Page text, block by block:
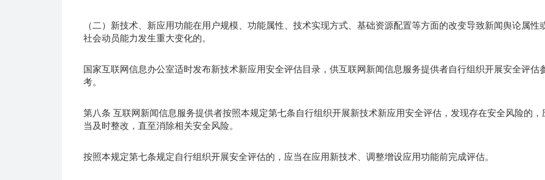
（二）新技术、新应用功能在用户规模、功能属性、技术实现方式、基础资源配置等方面的改变导致新闻舆论属性
社会动员能力发生重大变化的。
国家互联网信息办公室适时发布新技术新应用安全评估目录，供互联网新闻信息服务提供者自行组织开展安全评估
考。
第八条 互联网新闻信息服务提供者按照本规定第七条自行组织开展新技术新应用安全评估，发现存在安全风险的，
当及时整改，直至消除相关安全风险。
按照本规定第七条规定自行组织开展安全评估的，应当在应用新技术、调整增设应用功能前完成评估。